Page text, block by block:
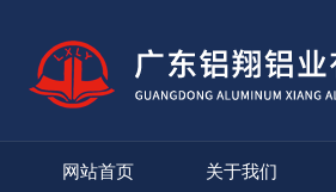
网站首页 关于我们